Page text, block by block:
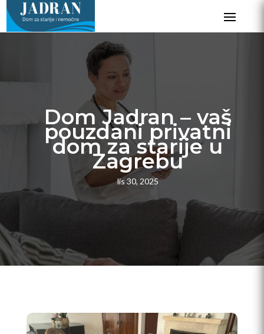
Dom Jadran – vaš
pouzdani privatni
dom za starije u
Zagrebu
lis 30, 2025